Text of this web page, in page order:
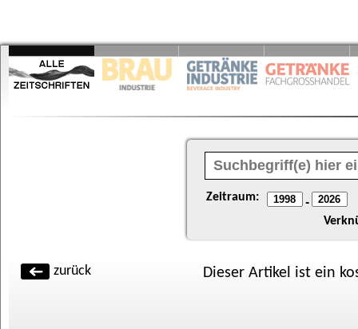
Zeitraum: -
zurück Dieser Artikel ist ein